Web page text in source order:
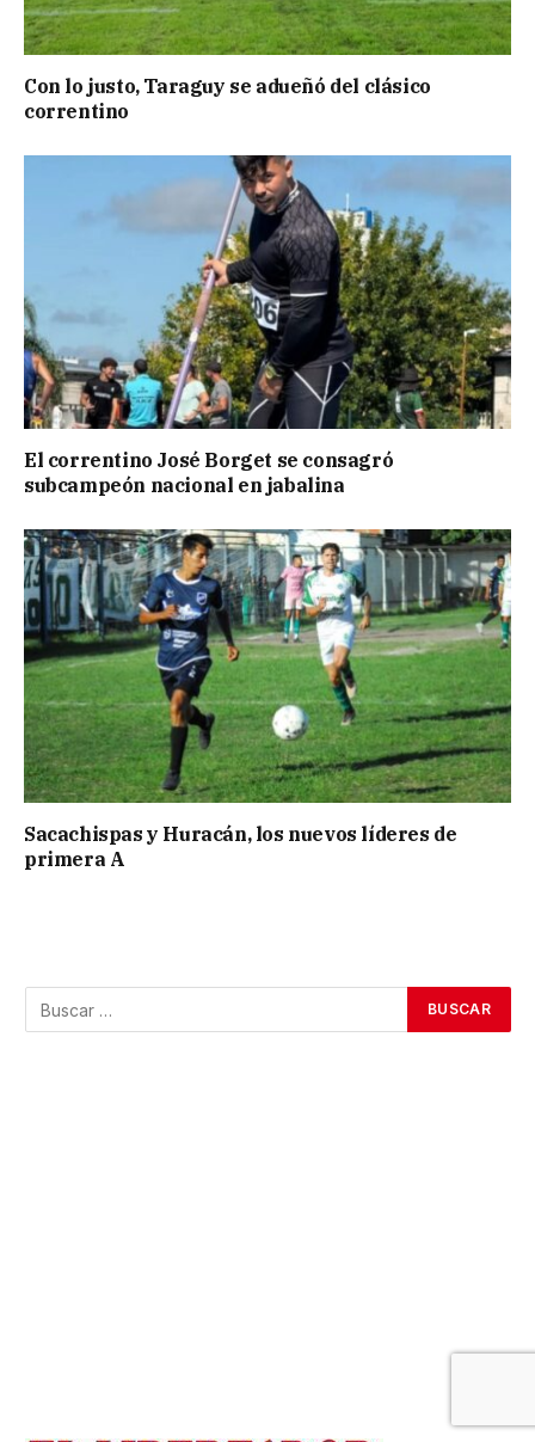
Con lo justo, Taraguy se adueñó del clásico
correntino
El correntino José Borget se consagró
subcampeón nacional en jabalina
Sacachispas y Huracán, los nuevos líderes de
primera A